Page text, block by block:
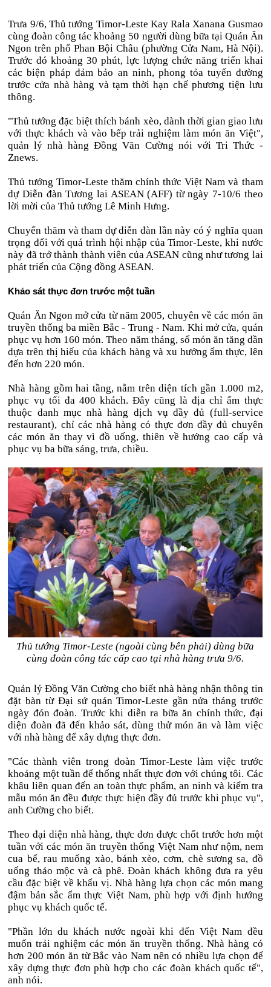
Trưa 9/6, Thủ tướng Timor-Leste Kay Rala Xanana Gusmao
cùng đoàn công tác khoảng 50 người dùng bữa tại Quán Ăn
Ngon trên phố Phan Bội Châu (phường Cửa Nam, Hà Nội).
Trước đó khoảng 30 phút, lực lượng chức năng triển khai
các biện pháp đảm bảo an ninh, phong tỏa tuyến đường
trước cửa nhà hàng và tạm thời hạn chế phương tiện lưu
thông.
"Thủ tướng đặc biệt thích bánh xèo, dành thời gian giao lưu
với thực khách và vào bếp trải nghiệm làm món ăn Việt",
quản lý nhà hàng Đồng Văn Cường nói với Tri Thức -
Znews.
Thủ tướng Timor-Leste thăm chính thức Việt Nam và tham
dự Diễn đàn Tương lai ASEAN (AFF) từ ngày 7-10/6 theo
lời mời của Thủ tướng Lê Minh Hưng.
Chuyến thăm và tham dự diễn đàn lần này có ý nghĩa quan
trọng đối với quá trình hội nhập của Timor-Leste, khi nước
này đã trở thành thành viên của ASEAN cũng như tương lai
phát triển của Cộng đồng ASEAN.
Khảo sát thực đơn trước một tuần
Quán Ăn Ngon mở cửa từ năm 2005, chuyên về các món ăn
truyền thống ba miền Bắc - Trung - Nam. Khi mở cửa, quán
phục vụ hơn 160 món. Theo năm tháng, số món ăn tăng dần
dựa trên thị hiếu của khách hàng và xu hướng ẩm thực, lên
đến hơn 220 món.
Nhà hàng gồm hai tầng, nằm trên diện tích gần 1.000 m2,
phục vụ tối đa 400 khách. Đây cũng là địa chỉ ẩm thực
thuộc danh mục nhà hàng dịch vụ đầy đủ (full-service
restaurant), chỉ các nhà hàng có thực đơn đầy đủ chuyên
các món ăn thay vì đồ uống, thiên về hướng cao cấp và
phục vụ ba bữa sáng, trưa, chiều.
Thủ tướng Timor-Leste (ngoài cùng bên phải) dùng bữa
cùng đoàn công tác cấp cao tại nhà hàng trưa 9/6.
Quản lý Đồng Văn Cường cho biết nhà hàng nhận thông tin
đặt bàn từ Đại sứ quán Timor-Leste gần nửa tháng trước
ngày đón đoàn. Trước khi diễn ra bữa ăn chính thức, đại
diện đoàn đã đến khảo sát, dùng thử món ăn và làm việc
với nhà hàng để xây dựng thực đơn.
"Các thành viên trong đoàn Timor-Leste làm việc trước
khoảng một tuần để thống nhất thực đơn với chúng tôi. Các
khâu liên quan đến an toàn thực phẩm, an ninh và kiểm tra
mẫu món ăn đều được thực hiện đầy đủ trước khi phục vụ",
anh Cường cho biết.
Theo đại diện nhà hàng, thực đơn được chốt trước hơn một
tuần với các món ăn truyền thống Việt Nam như nộm, nem
cua bể, rau muống xào, bánh xèo, cơm, chè sương sa, đồ
uống thảo mộc và cà phê. Đoàn khách không đưa ra yêu
cầu đặc biệt về khẩu vị. Nhà hàng lựa chọn các món mang
đậm bản sắc ẩm thực Việt Nam, phù hợp với định hướng
phục vụ khách quốc tế.
"Phần lớn du khách nước ngoài khi đến Việt Nam đều
muốn trải nghiệm các món ăn truyền thống. Nhà hàng có
hơn 200 món ăn từ Bắc vào Nam nên có nhiều lựa chọn để
xây dựng thực đơn phù hợp cho các đoàn khách quốc tế",
anh nói.